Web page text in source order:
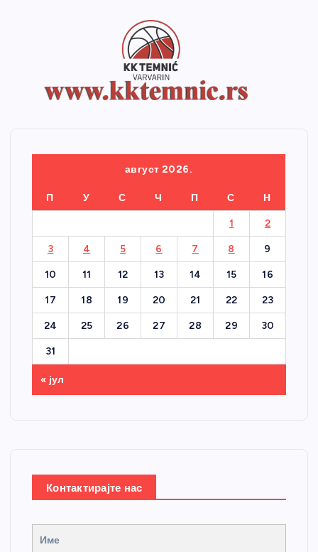
август 2026.
П У С Ч П С Н
1 2
3 4 5 6 7 8 9
10 11 12 13 14 15 16
17 18 19 20 21 22 23
24 25 26 27 28 29 30
31
« јул
Контактирајте нас
Име